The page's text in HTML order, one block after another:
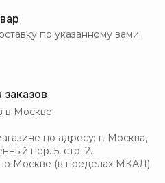
по указанному вами
в Москве
по адресу: г. Москва,
пер. 5, стр. 2.
Москве (в пределах МКАД)